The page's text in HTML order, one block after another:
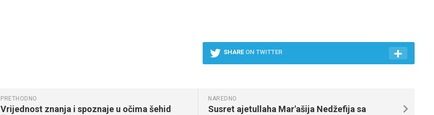
SHARE ON TWITTER
NAREDNO
Susret ajetullaha Mar'ašija Nedžefija sa
PRETHODNO
Vrijednost znanja i spoznaje u očima šehid